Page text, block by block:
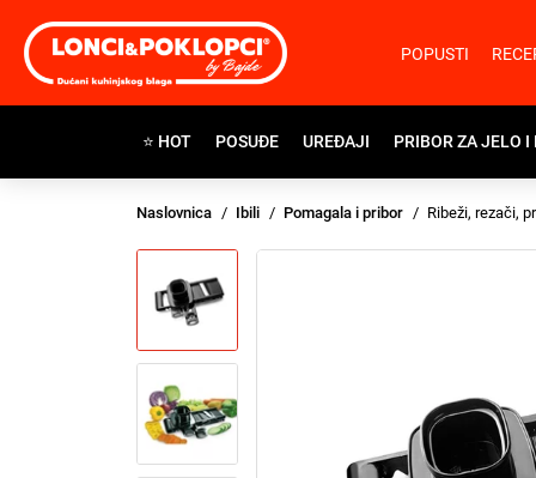
POPUSTI
⭐ HOT POSUĐE UREĐAJI PRIBOR ZA JELO I
Naslovnica Ibili Pomagala i pribor Ribeži, rezači,